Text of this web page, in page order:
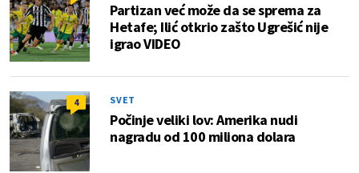
Partizan već može da se sprema za
Hetafe; Ilić otkrio zašto Ugrešić nije
igrao VIDEO
4 SVET
Počinje veliki lov: Amerika nudi
nagradu od 100 miliona dolara